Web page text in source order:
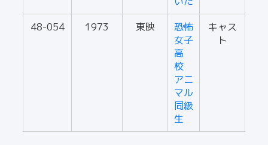
48-054 1973 東映
恐怖
女子
高
校
アニ
マル
同級
生
キャス
ト